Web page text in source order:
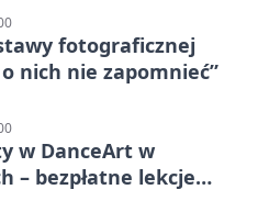
fotograficznej
nich nie zapomnieć”
w DanceArt w
– bezpłatne lekcje